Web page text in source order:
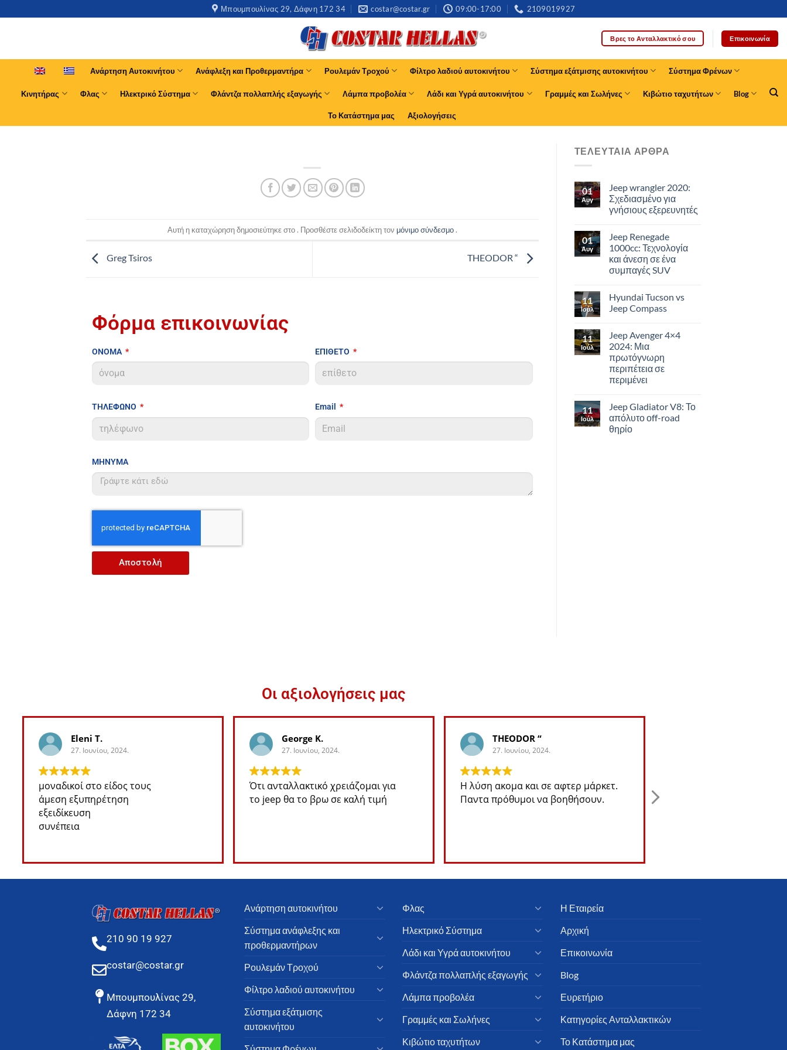
Μπουμπουλίνας 29, Δάφνη 172 34​ costar@costar.gr 09:00-17:00 2109019927
Βρες το Ανταλλακτικό σου Επικοινωνία
Ανάρτηση Αυτοκινήτου Ανάφλεξη και Προθερμαντήρα Ρουλεμάν Τροχού Φίλτρο λαδιού αυτοκινήτου Σύστημα εξάτμισης αυτοκινήτου Σύστημα Φρένων
Κινητήρας Φλας Ηλεκτρικό Σύστημα Φλάντζα πολλαπλής εξαγωγής Λάμπα προβολέα Λάδι και Υγρά αυτοκινήτου Γραμμές και Σωλήνες Κιβώτιο ταχυτήτων Blog
Το Κατάστημα μας Αξιολογήσεις
Αυτή η καταχώρηση δημοσιεύτηκε στο . Προσθέστε σελιδοδείκτη τον μόνιμο σύνδεσμο.
Greg Tsiros THEODOR “
Φόρμα επικοινωνίας
ΟΝΟΜΑ ΕΠΙΘΕΤΟ
ΤΗΛΕΦΩΝΟ Email
ΜΗΝΥΜΑ
Αποστολή
ΤΕΛΕΥΤΑΙΑ ΑΡΘΡΑ
01
Αυγ
Jeep wrangler 2020:
Σχεδιασμένο για
γνήσιους εξερευνητές
01
Αυγ
Jeep Renegade
1000cc: Τεχνολογία
και άνεση σε ένα
συμπαγές SUV
11
Ιούλ
Hyundai Tucson vs
Jeep Compass
11
Ιούλ
Jeep Avenger 4×4
2024: Μια
πρωτόγνωρη
περιπέτεια σε
περιμένει
11
Ιούλ
Jeep Gladiator V8: Το
απόλυτο οff-road
θηρίο
Οι αξιολογήσεις μας
Eleni T.
27. Ιουνίου, 2024.
μοναδικοί στο είδος τους
άμεση εξυπηρέτηση
εξειδίκευση
συνέπεια
George K.
27. Ιουνίου, 2024.
Ότι ανταλλακτικό χρειάζομαι για
το jeep θα το βρω σε καλή τιμή
THEODOR “
27. Ιουνίου, 2024.
Η λύση ακομα και σε αφτερ μάρκετ.
Παντα πρόθυμοι να βοηθήσουν.
210 90 19 927
costar@costar.gr
Μπουμπουλίνας 29,
Δάφνη 172 34
Ανάρτηση αυτοκινήτου
Σύστημα ανάφλεξης και
προθερμαντήρων
Ρουλεμάν Τροχού
Φίλτρο λαδιού αυτοκινήτου
Σύστημα εξάτμισης
αυτοκινήτου
Φλας
Ηλεκτρικό Σύστημα
Λάδι και Υγρά αυτοκινήτου
Φλάντζα πολλαπλής εξαγωγής
Λάμπα προβολέα
Γραμμές και Σωλήνες
Κιβώτιο ταχυτήτων
Η Εταιρεία
Αρχική
Επικοινωνία
Blog
Ευρετήριο
Κατηγορίες Ανταλλακτικών
Το Κατάστημα μας